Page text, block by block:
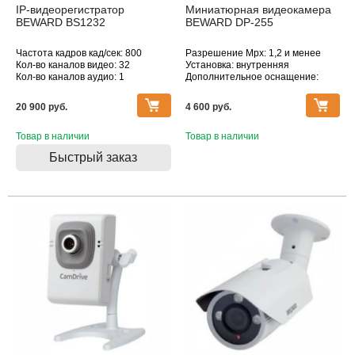
IP-видеорегистратор
BEWARD BS1232
Частота кадров кад/сек: 800
Кол-во каналов видео: 32
Кол-во каналов аудио: 1
разрешение, Мпикс: 1920х1080
20 900 pуб.
Товар в наличии
Быстрый заказ
Миниатюрная видеокамера
BEWARD DP-255
Разрешение Mpx: 1,2 и менее
Установка: внутренняя
Дополнительное оснащение:
Объектив (фокусное расстояние,
мм): без объектива
4 600 pуб.
Товар в наличии